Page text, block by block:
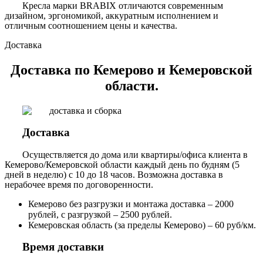
Кресла марки BRABIX отличаются современным
дизайном, эргономикой, аккуратным исполнением и
отличным соотношением цены и качества.
Доставка
Доставка по Кемерово и Кемеровской
области.
Доставка
Осуществляется до дома или квартиры/офиса клиента в
Кемерово/Кемеровской области каждый день по будням (5
дней в неделю) с 10 до 18 часов. Возможна доставка в
нерабочее время по договоренности.
Кемерово без разгрузки и монтажа доставка – 2000
рублей, с разгрузкой – 2500 рублей.
Кемеровская область (за пределы Кемерово) – 60 руб/км.
Время доставки